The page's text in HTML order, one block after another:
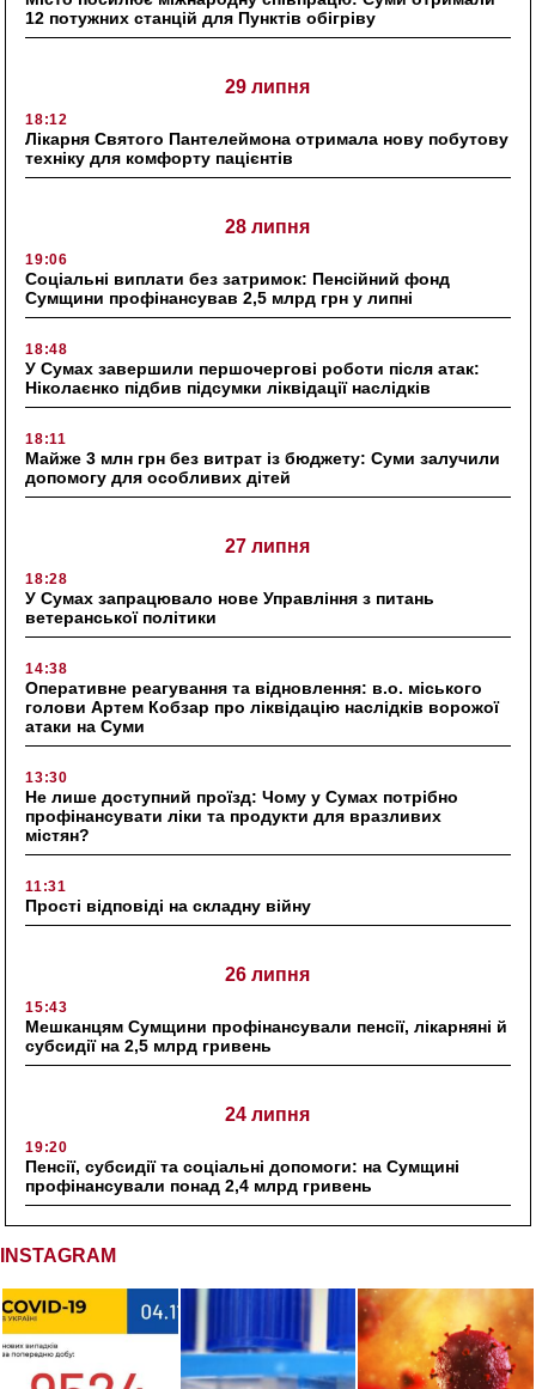
12 потужних станцій для Пунктів обігріву
29 липня
18:12
Лікарня Святого Пантелеймона отримала нову побутову
техніку для комфорту пацієнтів
28 липня
19:06
Соціальні виплати без затримок: Пенсійний фонд
Сумщини профінансував 2,5 млрд грн у липні
18:48
У Сумах завершили першочергові роботи після атак:
Ніколаєнко підбив підсумки ліквідації наслідків
18:11
Майже 3 млн грн без витрат із бюджету: Суми залучили
допомогу для особливих дітей
27 липня
18:28
У Сумах запрацювало нове Управління з питань
ветеранської політики
14:38
Оперативне реагування та відновлення: в.о. міського
голови Артем Кобзар про ліквідацію наслідків ворожої
атаки на Суми
13:30
Не лише доступний проїзд: Чому у Сумах потрібно
профінансувати ліки та продукти для вразливих
містян?
11:31
Прості відповіді на складну війну
26 липня
15:43
Мешканцям Сумщини профінансували пенсії, лікарняні й
субсидії на 2,5 млрд гривень
24 липня
19:20
Пенсії, субсидії та соціальні допомоги: на Сумщині
профінансували понад 2,4 млрд гривень
INSTAGRAM